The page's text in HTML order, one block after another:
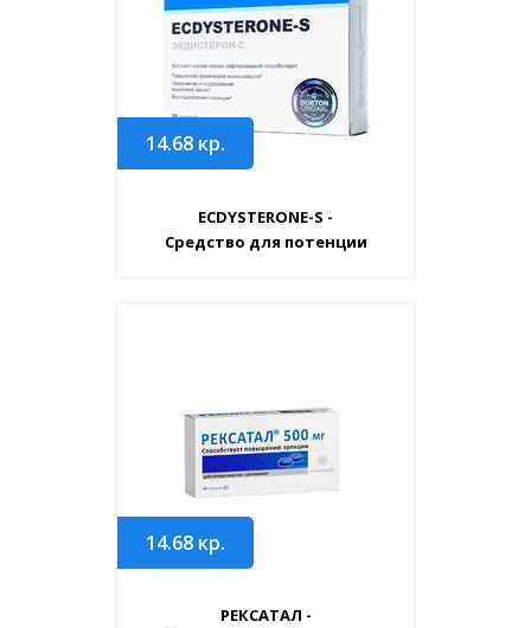
14.68 кр.
ECDYSTERONE-S -
Средство для потенции
14.68 кр.
РЕКСАТАЛ -